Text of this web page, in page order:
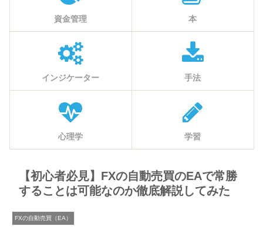
資金管理 本
インジケーター 手法
心理学 学習
【初心者必見】FXの自動売買のEAで常勝
することは可能なのか徹底解説してみた
FXの自動売買（EA）